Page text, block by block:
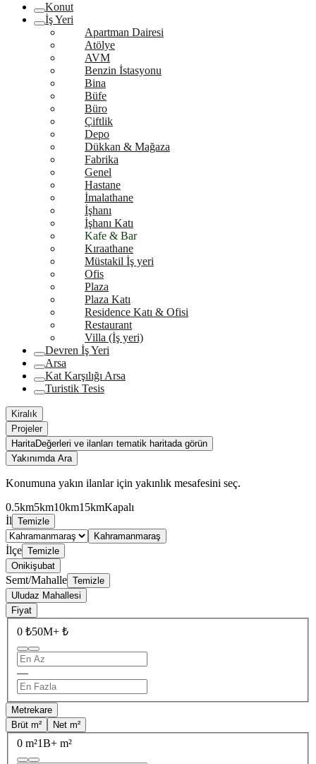
Konut
İş Yeri
Apartman Dairesi
Atölye
AVM
Benzin İstasyonu
Bina
Büfe
Büro
Çiftlik
Depo
Dükkan & Mağaza
Fabrika
Genel
Hastane
İmalathane
İşhanı
İşhanı Katı
Kafe & Bar
Kıraathane
Müstakil İş yeri
Ofis
Plaza
Plaza Katı
Residence Katı & Ofisi
Restaurant
Villa (İş yeri)
Devren İş Yeri
Arsa
Kat Karşılığı Arsa
Turistik Tesis
Kiralık
Projeler
HaritaDeğerleri ve ilanları tematik haritada görün
Yakınımda Ara
Konumuna yakın ilanlar için yakınlık mesafesini seç.
0.5km5km10km15kmKapalı
İl Temizle
Kahramanmaraş
İlçe Temizle
Onikişubat
Semt/Mahalle Temizle
Uludaz Mahallesi
Fiyat
0 ₺50M+ ₺
—
Metrekare
Brüt m²
Net m²
0 m²1B+ m²